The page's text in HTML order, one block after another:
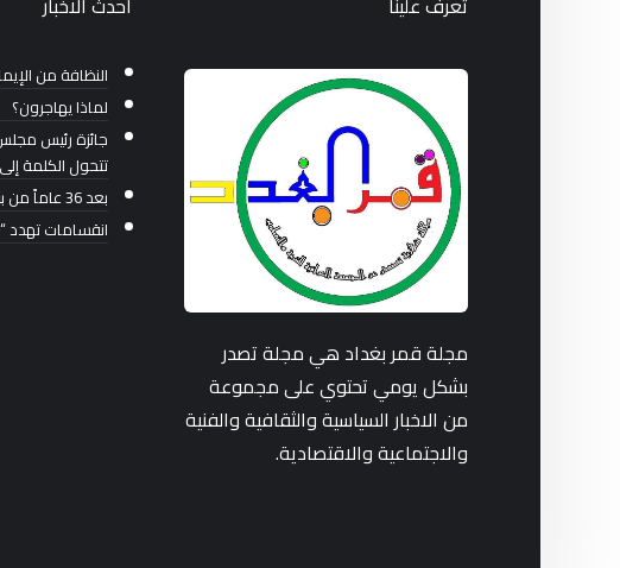
مجلة قمر بغداد هي مجلة تصدر
بشكل يومي تحتوي على مجموعة
من الاخبار السياسية والثقافية والفنية
والاجتماعية والاقتصادية.
النظافة من
لماذا يهاجرون؟
جائزة رئيس
تتحول الكلمة
بعد 36 عاماً من بناء الدولة
انقسامات تهدد